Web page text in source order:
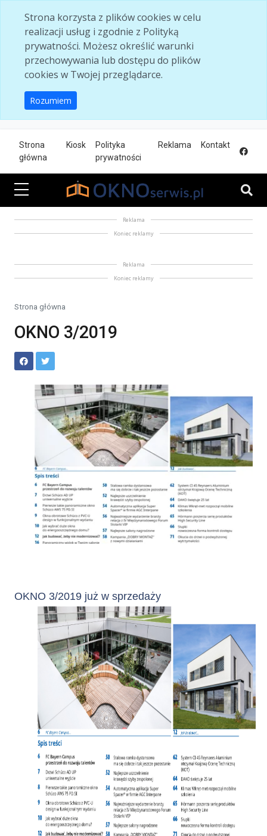
Strona korzysta z plików cookies w celu
realizacji usług i zgodnie z Polityką
prywatności. Możesz określić warunki
przechowywania lub dostępu do plików
cookies w Twojej przeglądarce.
Rozumiem
Strona
główna
Kiosk
Polityka
prywatności
Reklama Kontakt
Reklama
Koniec reklamy
Reklama
Koniec reklamy
Strona główna
OKNO 3/2019
OKNO 3/2019
OKNO 3/2019 już w sprzedaży